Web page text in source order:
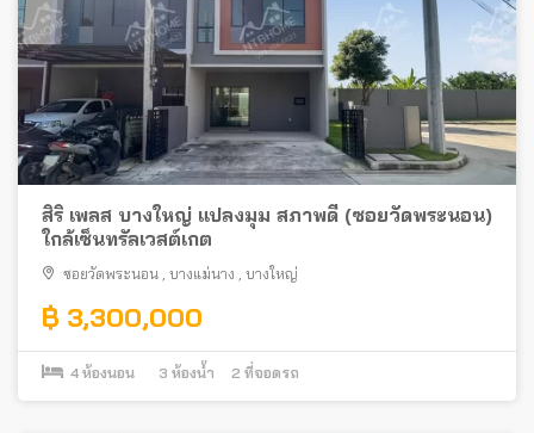
สิริ เพลส บางใหญ่ แปลงมุม สภาพดี (ซอยวัดพระนอน)
ใกล้เซ็นทรัลเวสต์เกต
ซอยวัดพระนอน , บางแม่นาง , บางใหญ่
฿ 3,300,000
4 ห้องนอน 3 ห้องน้ำ 2 ที่จอดรถ